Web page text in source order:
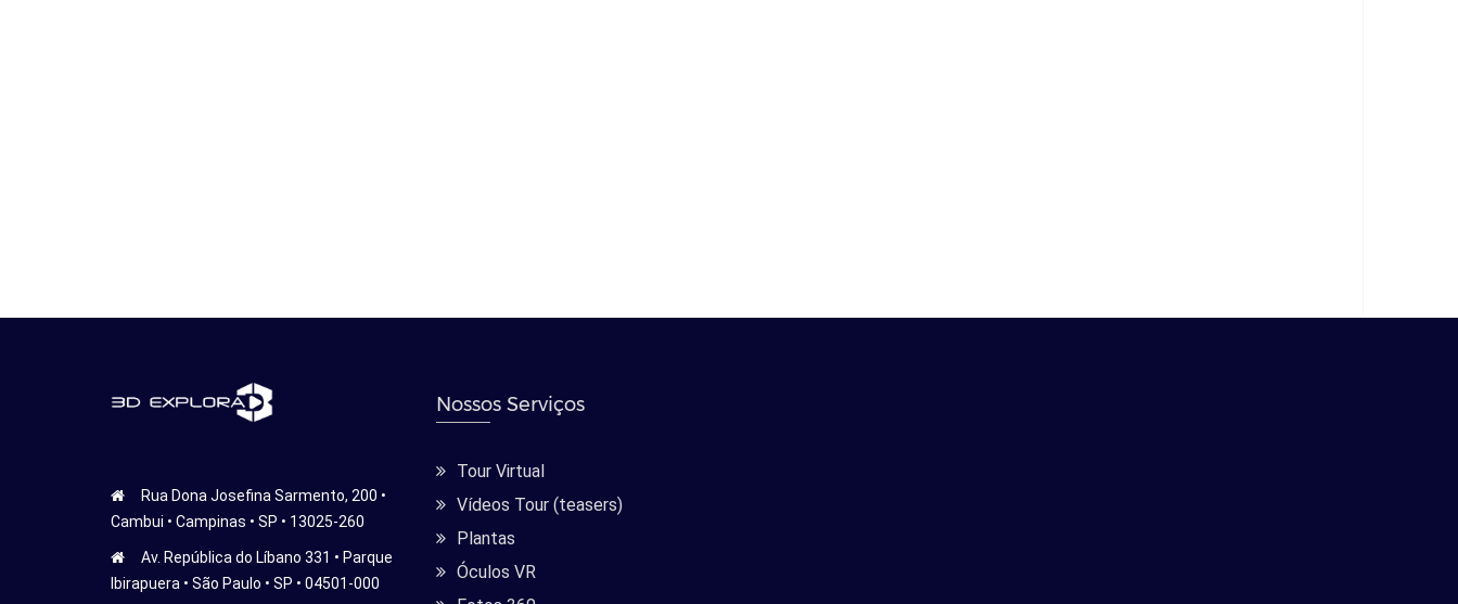
Rua Dona Josefina Sarmento, 200 •
Cambui • Campinas • SP • 13025-260
Av. República do Líbano 331 • Parque
Ibirapuera • São Paulo • SP • 04501-000
Nossos Serviços
Tour Virtual
Vídeos Tour (teasers)
Plantas
Óculos VR